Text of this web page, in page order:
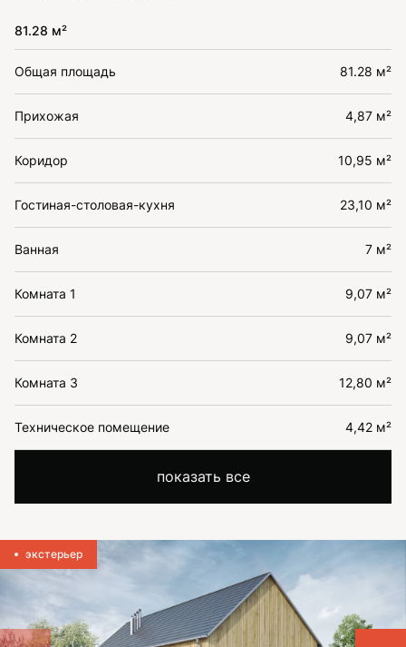
81.28 м²
Общая площадь 81.28 м²
Прихожая 4,87 м²
Коридор 10,95 м²
Гостиная-столовая-кухня 23,10 м²
Ванная 7 м²
Комната 1 9,07 м²
Комната 2 9,07 м²
Комната 3 12,80 м²
Техническое помещение 4,42 м²
показать все
экстерьер